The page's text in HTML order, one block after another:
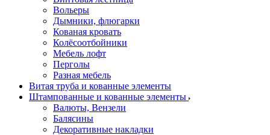
Вольеры
Дымники, флюгарки
Кованая кровать
Колёсоотбойники
Мебель лофт
Перголы
Разная мебель
Витая труба и кованные элементы
Штампованные и кованные элементы
Валюты, Вензели
Балясины
Декоративные накладки